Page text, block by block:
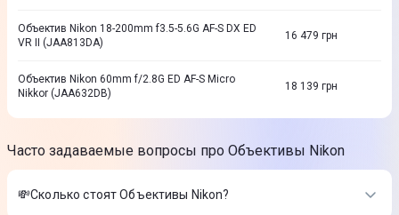
Объектив Nikon 18-200mm f3.5-5.6G AF-S DX ED
VR II (JAA813DA)
16 479 грн
Объектив Nikon 60mm f/2.8G ED AF-S Micro
Nikkor (JAA632DB)
18 139 грн
Часто задаваемые вопросы про Объективы Nikon
💸Сколько стоят Объективы Nikon?